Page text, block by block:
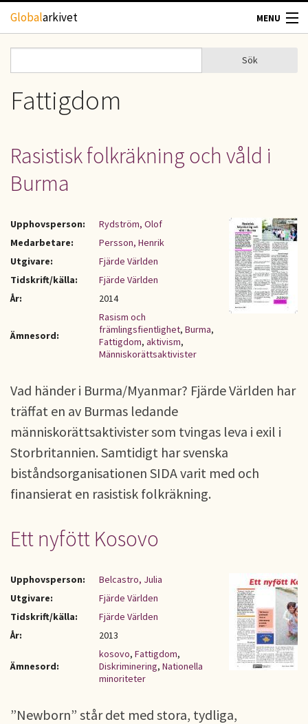
Hoppa till huvudinnehåll
Globalarkivet MENU
TIDSKRIFTER
UPPHOVSRÄTT
KONTAKT
Sökformulär
Sök
Fattigdom
Rasistisk folkräkning och våld i
Burma
Upphovsperson:
Rydström, Olof
Medarbetare:
Persson, Henrik
Utgivare:
Fjärde Världen
Tidskrift/källa:
Fjärde Världen
År:
2014
Ämnesord:
Rasism och
främlingsfientlighet, Burma,
Fattigdom, aktivism,
Människorättsaktivister
Vad händer i Burma/Myanmar? Fjärde Världen har
träffat en av Burmas ledande
människorättsaktivister som tvingas leva i exil i
Storbritannien. Samtidigt har svenska
biståndsorganisationen SIDA varit med och
finansierat en rasistisk folkräkning.
Ett nyfött Kosovo
Upphovsperson:
Belcastro, Julia
Utgivare:
Fjärde Världen
Tidskrift/källa:
Fjärde Världen
År:
2013
Ämnesord:
kosovo, Fattigdom,
Diskriminering, Nationella
minoriteter
”Newborn” står det med stora, tydliga,